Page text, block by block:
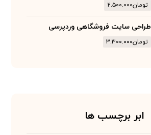
تومان۲.۵۰۰.۰۰۰
طراحی سایت فروشگاهی وردپرسی
تومان۳.۳۰۰.۰۰۰
ابر برچسب ها